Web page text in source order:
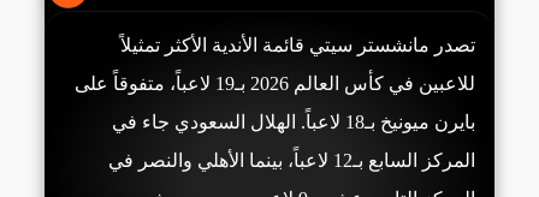
تصدر مانشستر سيتي قائمة الأندية الأكثر تمثيلاً
للاعبين في كأس العالم 2026 بـ19 لاعباً، متفوقاً على
بايرن ميونيخ بـ18 لاعباً. الهلال السعودي جاء في
المركز السابع بـ12 لاعباً، بينما الأهلي والنصر في